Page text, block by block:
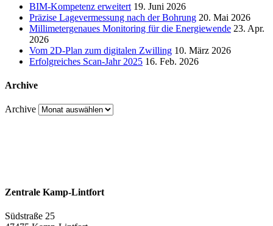
BIM-Kompetenz erweitert 19. Juni 2026
Präzise Lagevermessung nach der Bohrung 20. Mai 2026
Millimetergenaues Monitoring für die Energiewende 23. Apr.
2026
Vom 2D-Plan zum digitalen Zwilling 10. März 2026
Erfolgreiches Scan-Jahr 2025 16. Feb. 2026
Archive
Archive
Zentrale Kamp-Lintfort
Südstraße 25